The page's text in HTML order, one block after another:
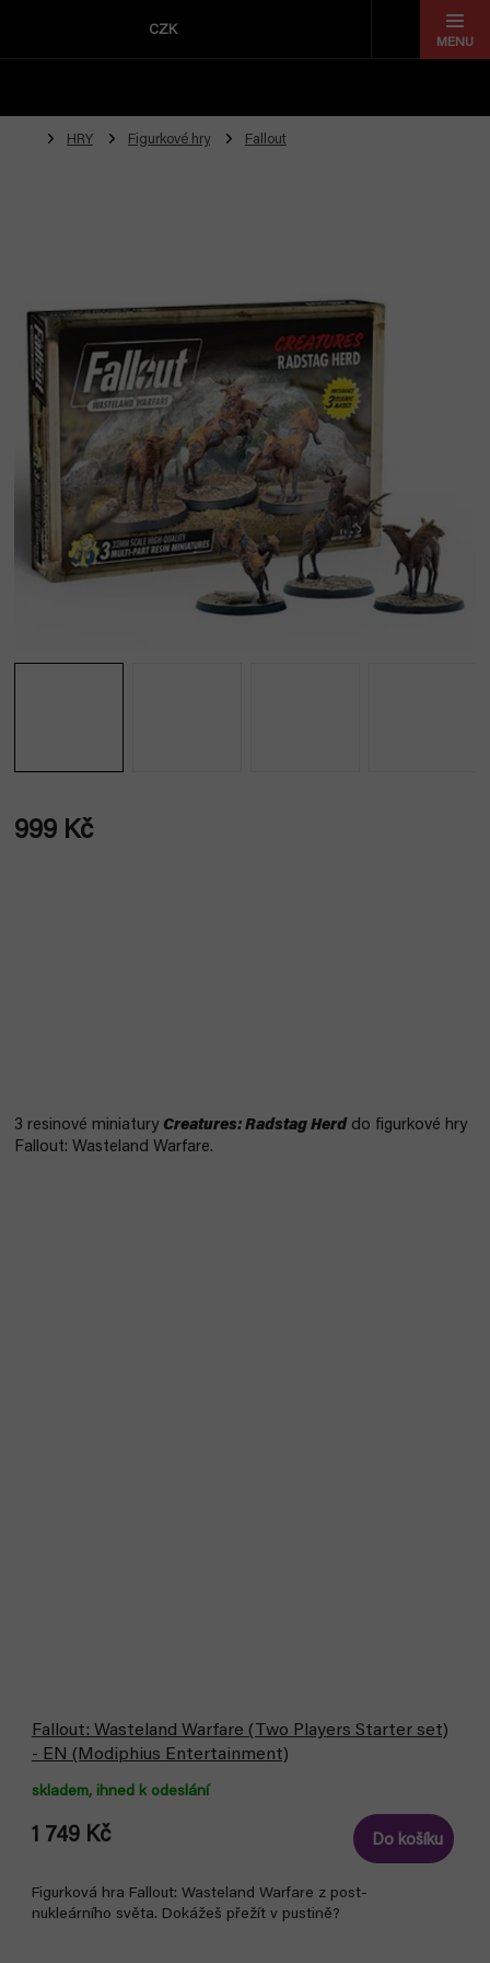
CZK
HRY Figurkové hry Fallout
999 Kč
3 resinové miniatury Creatures: Radstag Herd do figurkové hry
Fallout: Wasteland Warfare.
Fallout: Wasteland Warfare (Two Players Starter set)
- EN (Modiphius Entertainment)
skladem, ihned k odeslání
1 749 Kč Do košíku
Figurková hra Fallout: Wasteland Warfare z post-
nukleárního světa. Dokážeš přežít v pustině?